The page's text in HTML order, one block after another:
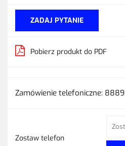
ZADAJ PYTANIE
Pobierz produkt do PDF
Zamówienie telefoniczne:
Zostaw telefon